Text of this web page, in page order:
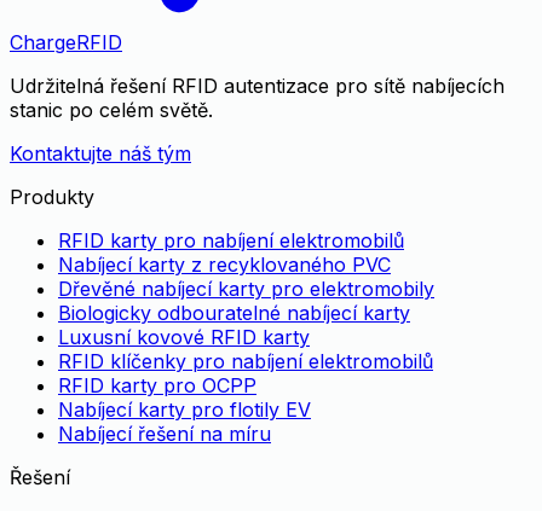
ChargeRFID
Udržitelná řešení RFID autentizace pro sítě nabíjecích
stanic po celém světě.
Kontaktujte náš tým
Produkty
RFID karty pro nabíjení elektromobilů
Nabíjecí karty z recyklovaného PVC
Dřevěné nabíjecí karty pro elektromobily
Biologicky odbouratelné nabíjecí karty
Luxusní kovové RFID karty
RFID klíčenky pro nabíjení elektromobilů
RFID karty pro OCPP
Nabíjecí karty pro flotily EV
Nabíjecí řešení na míru
Řešení